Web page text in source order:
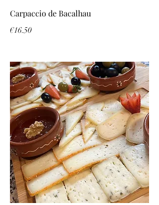
Carpaccio de Bacalhau
€16.50